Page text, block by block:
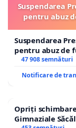
Suspendarea
pentru abuz
Suspendarea
pentru abuz de
47 908 semnături
Notificare de
Opriți
Gimnaziale